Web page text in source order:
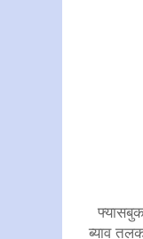
ब्याव